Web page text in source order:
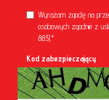
Wyrażam zgodę na
osobowych zgodnie z
883).*
Kod zabezpieczający